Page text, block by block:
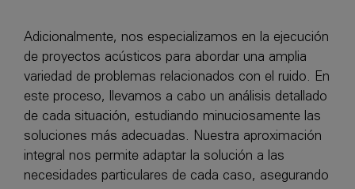
Adicionalmente, nos especializamos en la ejecución
de proyectos acústicos para abordar una amplia
variedad de problemas relacionados con el ruido. En
este proceso, llevamos a cabo un análisis detallado
de cada situación, estudiando minuciosamente las
soluciones más adecuadas. Nuestra aproximación
integral nos permite adaptar la solución a las
necesidades particulares de cada caso, asegurando